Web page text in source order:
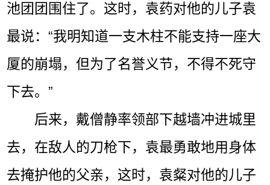
池团团围住了。这时，袁药对他的儿子袁
最说：“我明知道一支木柱不能支持一座大
厦的崩塌，但为了名誉义节，不得不死守
下去。”
后来，戴僧静率领部下越墙冲进城里
去，在敌人的刀枪下，袁最勇敢地用身体
去掩护他的父亲，这时，袁粲对他的儿子